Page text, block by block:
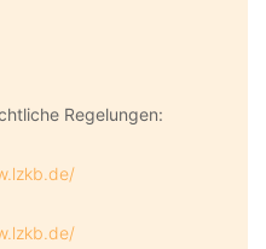
Regelungen: